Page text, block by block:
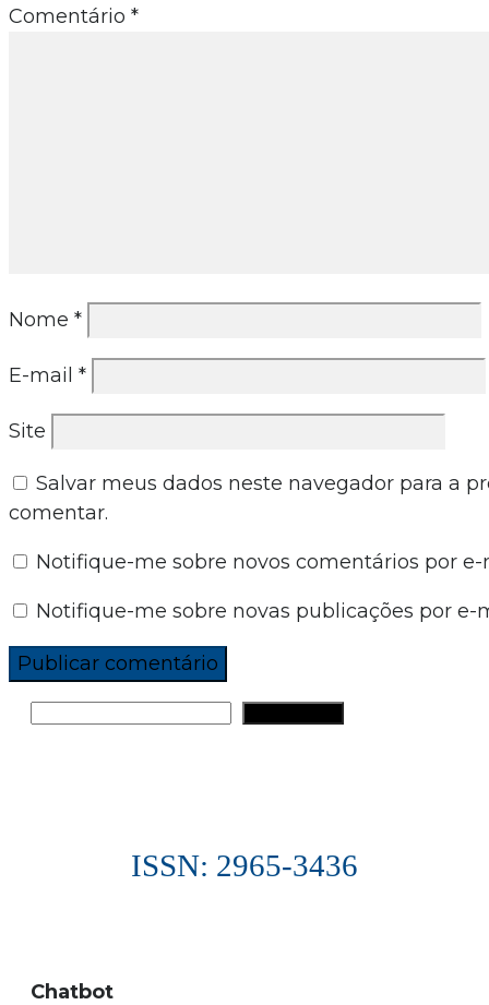
Comentário *
Nome *
E-mail *
Site
Salvar meus dados neste navegador para a
comentar.
Notifique-me sobre novos comentários por e-
Notifique-me sobre novas publicações por e-
ISSN: 2965-3436
Chatbot